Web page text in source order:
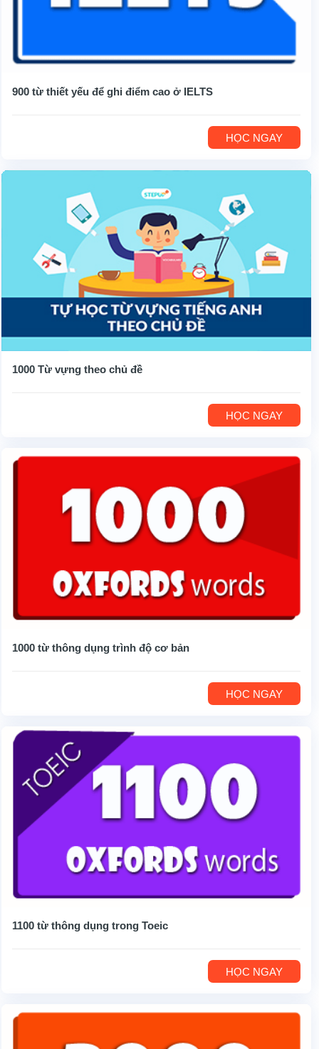
900 từ thiết yếu để ghi điểm cao ở IELTS
HỌC NGAY
1000 Từ vựng theo chủ đề
HỌC NGAY
1000 từ thông dụng trình độ cơ bản
HỌC NGAY
1100 từ thông dụng trong Toeic
HỌC NGAY